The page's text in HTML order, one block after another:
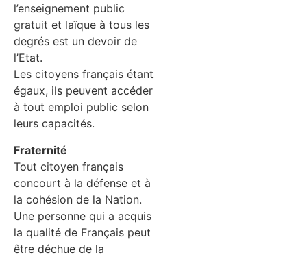
l’enseignement public
gratuit et laïque à tous les
degrés est un devoir de
l’Etat.
Les citoyens français étant
égaux, ils peuvent accéder
à tout emploi public selon
leurs capacités.
Fraternité
Tout citoyen français
concourt à la défense et à
la cohésion de la Nation.
Une personne qui a acquis
la qualité de Français peut
être déchue de la